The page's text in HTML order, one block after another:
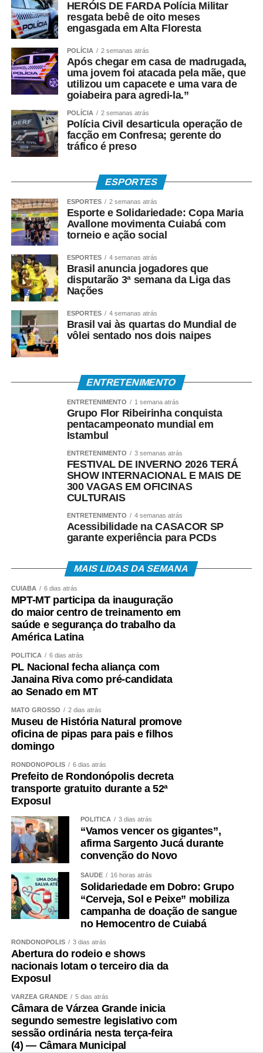
Formado em Educação Física, estudante de Psicologia e
reconhecido com o título de Comendador pelo trabalho
em uma ferramenta pedagógica. Em suas oficinas, utiliza
a atividade para ensinar conteúdos de História,
Geografia, Matemática, Física, Arte e Educação Física,
além de promover reflexões sobre bullying, preconceito,
cidadania e inclusão social.
“A pipa mudou a minha vida. Foi meu brinquedo, meu
lazer e também meu sustento. Hoje tenho a alegria de
podem aprender, sonhar e construir oportunidades por
culturalmente”, afirma o arte-educador que utiliza a rede
social @grincopipascuiaba, no Instagram.
Além de símbolo da infância brasileira, a pipa também
conquistou espaço como modalidade esportiva.
Atualmente existem campeonatos municipais, estaduais,
nacionais, sul-americanos e mundiais, reunindo atletas
em disputas que avaliam técnica, criatividade,
estabilidade de voo e desempenho.
modalidade em Mato Grosso. Presidente da Associação
Mato-Grossense de Pipeiros, ele organiza festivais,
competições e encontros que reúnem praticantes de
diferentes idades.
Uma das maiores emoções de sua trajetória aconteceu
neste ano. Em 2016, sua filha, de apenas seis anos,
conquistou o título de campeã mato-grossense de pipa,
reforçando que a paixão pela modalidade atravessa
“Nossa luta agora é para que Mato Grosso tenha um
jovens e adultos possam praticar o esporte sem riscos,
longe da rede elétrica e do trânsito. Também será um
local para campeonatos, oficinas, festivais e ações
educativas. Estados como São Paulo, Goiás, Espírito
Santo e Rio de Janeiro já contam com esses espaços e
conseguiram reduzir acidentes. Mato Grosso também
Segundo ele, o Pipódromo vai além da prática esportiva.
“Quando existe um espaço apropriado, conseguimos
perigosas, preservar essa tradição e fortalecer um esporte
que cresce a cada ano. A pipa promove inclusão social,
gera renda para muitas famílias e aproxima pais e filhos
por meio de uma atividade saudável.”
*PROGRAMAÇÃO NO MUSEU*
família. Além da oficina, quem visitar o Museu poderá
aproveitar a Feira Permanente, realizada das 9h às 17h,
com entrada gratuita. O espaço reúne gastronomia
bingo e atrações culturais em um ambiente integrado à
natureza.
As crianças também poderão brincar no playground,
painel “Traços do Tempo”, criado pelo artista Babu78
durante as comemorações dos 20 anos do Museu, além
de explorar os jardins da histórica Casa Dom Aquino.
Os visitantes ainda podem conhecer a exposição
permanente do Museu, formada por fósseis, vestígios
arqueológicos e antropológicos que contam a formação
natural e humana de Mato Grosso, além da cafeteria, loja
HERÓIS DE FARDA Polícia Militar
resgata bebê de oito meses
engasgada em Alta Floresta
POLÍCIA 2 semanas atrás
Após chegar em casa de madrugada,
uma jovem foi atacada pela mãe, que
utilizou um capacete e uma vara de
goiabeira para agredi-la.”
POLÍCIA 2 semanas atrás
Polícia Civil desarticula operação de
facção em Confresa; gerente do
tráfico é preso
ESPORTES
ESPORTES 2 semanas atrás
Esporte e Solidariedade: Copa Maria
Avallone movimenta Cuiabá com
torneio e ação social
ESPORTES 4 semanas atrás
Brasil anuncia jogadores que
disputarão 3ª semana da Liga das
Nações
ESPORTES 4 semanas atrás
Brasil vai às quartas do Mundial de
vôlei sentado nos dois naipes
ENTRETENIMENTO
ENTRETENIMENTO 1 semana atrás
Grupo Flor Ribeirinha conquista
pentacampeonato mundial em
Istambul
ENTRETENIMENTO 3 semanas atrás
FESTIVAL DE INVERNO 2026 TERÁ
SHOW INTERNACIONAL E MAIS DE
300 VAGAS EM OFICINAS
CULTURAIS
ENTRETENIMENTO 4 semanas atrás
Acessibilidade na CASACOR SP
garante experiência para PCDs
MAIS LIDAS DA SEMANA
CUIABÁ 6 dias atrás
MPT-MT participa da inauguração
do maior centro de treinamento em
saúde e segurança do trabalho da
América Latina
POLÍTICA 6 dias atrás
PL Nacional fecha aliança com
Janaina Riva como pré-candidata
ao Senado em MT
MATO GROSSO 2 dias atrás
Museu de História Natural promove
oficina de pipas para pais e filhos
domingo
RONDONÓPOLIS 6 dias atrás
Prefeito de Rondonópolis decreta
transporte gratuito durante a 52ª
Exposul
POLÍTICA 3 dias atrás
“Vamos vencer os gigantes”,
afirma Sargento Jucá durante
convenção do Novo
SAÚDE 16 horas atrás
Solidariedade em Dobro: Grupo
“Cerveja, Sol e Peixe” mobiliza
campanha de doação de sangue
no Hemocentro de Cuiabá
RONDONÓPOLIS 3 dias atrás
Abertura do rodeio e shows
nacionais lotam o terceiro dia da
Exposul
VÁRZEA GRANDE 5 dias atrás
Câmara de Várzea Grande inicia
segundo semestre legislativo com
sessão ordinária nesta terça-feira
(4) — Câmara Municipal